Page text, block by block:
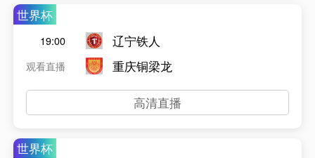
世界杯
19:00
观看直播
辽宁铁人
重庆铜梁龙
高清直播
世界杯